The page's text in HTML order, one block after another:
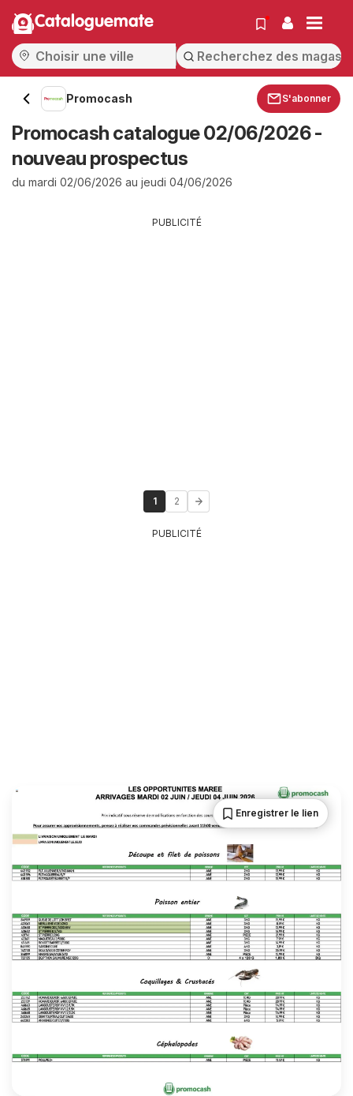
Cataloguemate
Promocash S'abonner
Promocash catalogue 02/06/2026 -
nouveau prospectus
du mardi 02/06/2026 au jeudi 04/06/2026
PUBLICITÉ
1 2
PUBLICITÉ
Enregistrer le lien